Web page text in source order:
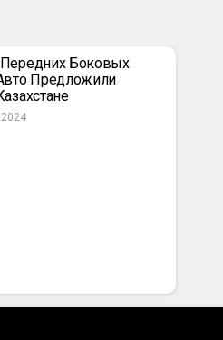
Боковых
Предложили